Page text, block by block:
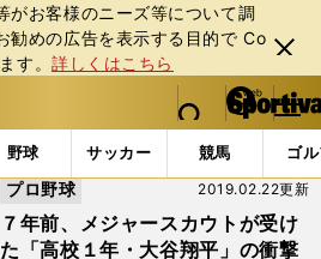
がお客様のニーズ等について調
勧めの広告を表⽰する⽬的で Co
す。詳しくはこちら
閉じ
る
web Sportiva (webスポルティーバ)
検索
マイペ
ー
ジ
メニュ
野球 サッカー 競馬 ゴ
結果 (8ページ目)
７年前、メジャースカウトが受け
た「高校１年・大谷翔平」の衝撃
2019.02.22更新
プロ野球